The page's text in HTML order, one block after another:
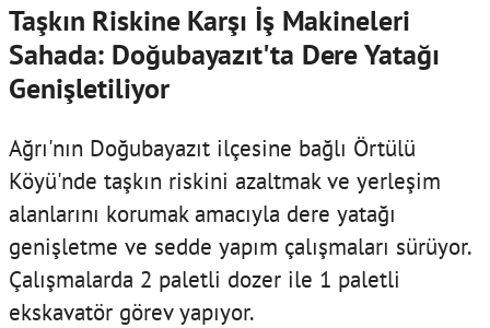
Taşkın Riskine Karşı İş Makineleri
Sahada: Doğubayazıt'ta Dere Yatağı
Genişletiliyor
Ağrı'nın Doğubayazıt ilçesine bağlı Örtülü
Köyü'nde taşkın riskini azaltmak ve yerleşim
alanlarını korumak amacıyla dere yatağı
genişletme ve sedde yapım çalışmaları sürüyor.
Çalışmalarda 2 paletli dozer ile 1 paletli
ekskavatör görev yapıyor.